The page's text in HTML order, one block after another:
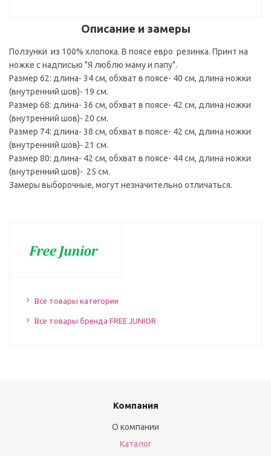
Описание и замеры
Ползунки из 100% хлопока. В поясе евро резинка. Принт на
ножке с надписью "Я люблю маму и папу".
Размер 62: длина- 34 см, обхват в поясе- 40 см, длина ножки
(внутренний шов)- 19 см.
Размер 68: длина- 36 см, обхват в поясе- 42 см, длина ножки
(внутренний шов)- 20 см.
Размер 74: длина- 38 см, обхват в поясе- 42 см, длина ножки
(внутренний шов)- 21 см.
Размер 80: длина- 42 см, обхват в поясе- 44 см, длина ножки
(внутренний шов)- 25 см.
Замеры выборочные, могут незначительно отличаться.
Все товары категории
Все товары бренда FREE JUNIOR
Компания
О компании
Каталог